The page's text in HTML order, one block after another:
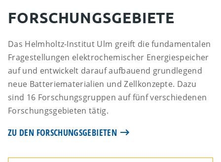
Maximilian Fichtner erhält
FORSCHUNGSGEBIETE
Das Helmholtz-Institut Ulm greift die fundamentalen
Fragestellungen elektrochemischer Energiespeicher
auf und entwickelt darauf aufbauend grundlegend
neue Batteriematerialien und Zellkonzepte. Dazu
sind 16 Forschungsgruppen auf fünf verschiedenen
Forschungsgebieten tätig.
ZU DEN FORSCHUNGSGEBIETEN